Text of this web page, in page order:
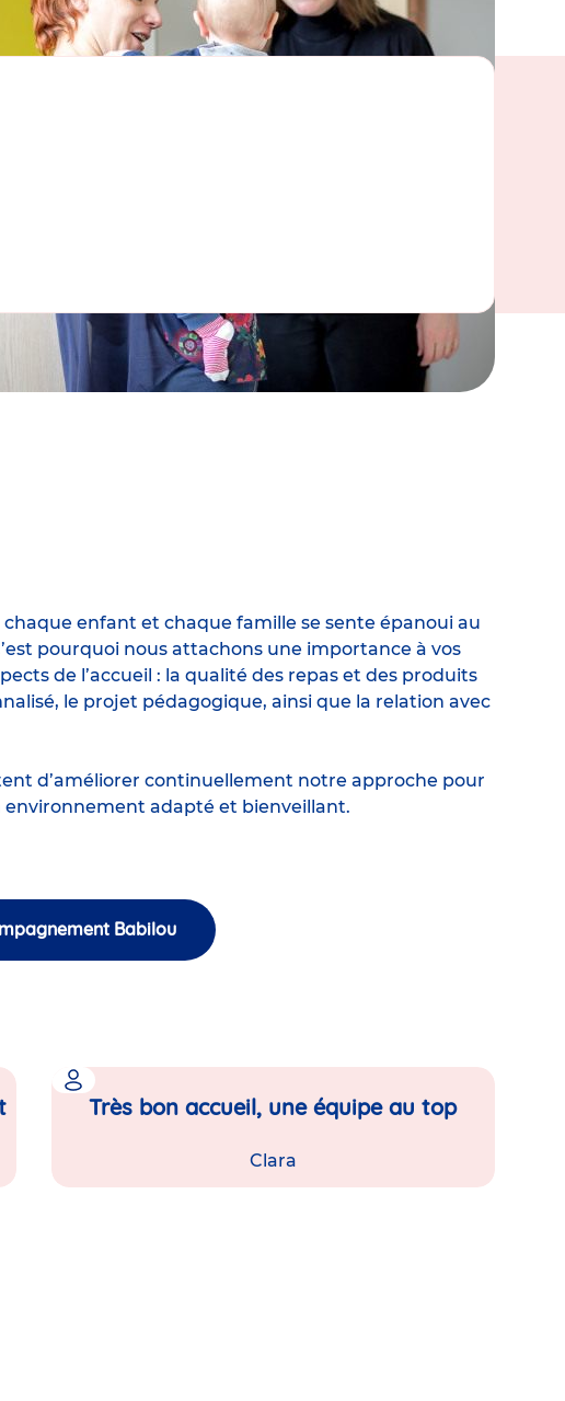
enfant et chaque famille se sente épanoui au
pourquoi nous attachons une importance à vos
de l’accueil : la qualité des repas et des produits
le projet pédagogique, ainsi que la relation avec
d’améliorer continuellement notre approche pour
environnement adapté et bienveillant.
Babilou
Très bon accueil, une équipe au top
Clara